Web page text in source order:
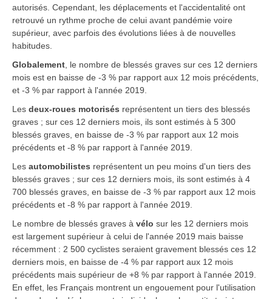
autorisés. Cependant, les déplacements et l'accidentalité ont
retrouvé un rythme proche de celui avant pandémie voire
supérieur, avec parfois des évolutions liées à de nouvelles
habitudes.
Globalement , le nombre de blessés graves sur ces 12 derniers
mois est en baisse de -3 % par rapport aux 12 mois précédents,
et -3 % par rapport à l'année 2019.
Les deux-roues motorisés représentent un tiers des blessés
graves ; sur ces 12 derniers mois, ils sont estimés à 5 300
blessés graves, en baisse de -3 % par rapport aux 12 mois
précédents et -8 % par rapport à l'année 2019.
Les automobilistes représentent un peu moins d'un tiers des
blessés graves ; sur ces 12 derniers mois, ils sont estimés à 4
700 blessés graves, en baisse de -3 % par rapport aux 12 mois
précédents et -8 % par rapport à l'année 2019.
Le nombre de blessés graves à vélo sur les 12 derniers mois
est largement supérieur à celui de l'année 2019 mais baisse
récemment : 2 500 cyclistes seraient gravement blessés ces 12
derniers mois, en baisse de -4 % par rapport aux 12 mois
précédents mais supérieur de +8 % par rapport à l'année 2019.
En effet, les Français montrent un engouement pour l'utilisation